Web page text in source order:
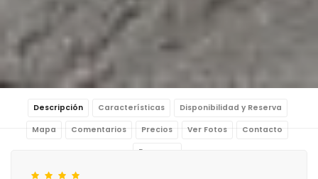
Descripción Características Disponibilidad y Reserva
Mapa Comentarios Precios Ver Fotos Contacto
Reservar